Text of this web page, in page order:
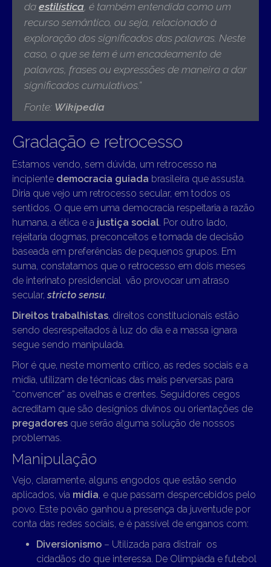
da estilística, é também entendida como um
recurso semântico, ou seja, relacionado à
exploração dos significados das palavras. Neste
caso, o que se tem é um encadeamento de
palavras, frases ou expressões de maneira a dar
significados cumulativos.”
Fonte: Wikipedia
Gradação e retrocesso
Estamos vendo, sem dúvida, um retrocesso na
incipiente democracia guiada brasileira que assusta.
Diria que vejo um retrocesso secular, em todos os
sentidos. O que em uma democracia respeitaria a razão
humana, a ética e a justiça social. Por outro lado,
rejeitaria dogmas, preconceitos e tomada de decisão
baseada em preferências de pequenos grupos. Em
suma, constatamos que o retrocesso em dois meses
de interinato presidencial vão provocar um atraso
secular,stricto sensu.
Direitos trabalhistas, direitos constitucionais estão
sendo desrespeitados à luz do dia e a massa ignara
segue sendo manipulada.
Pior é que, neste momento crítico, as redes sociais e a
mídia, utilizam de técnicas das mais perversas para
“convencer” as ovelhas e crentes. Seguidores cegos
acreditam que são desígnios divinos ou orientações de
pregadores que serão alguma solução de nossos
problemas.
Manipulação
Vejo, claramente, alguns engodos que estão sendo
aplicados, via mídia, e que passam despercebidos pelo
povo. Este povão ganhou a presença da juventude por
conta das redes sociais, e é passível de enganos com:
Diversionismo – Utilizada para distrair os
cidadãos do que interessa. De Olimpíada e futebol